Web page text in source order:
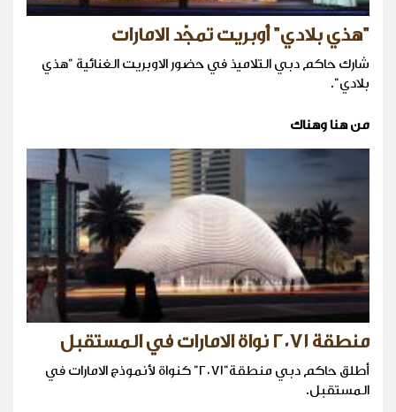
"هذي بلادي" أوبريت تمجّد الامارات
شارك حاكم دبي التلاميذ في حضور الاوبريت الغنائية "هذي
بلادي".
من هنا وهناك
منطقة ٢٠٧١ نواة الامارات في المستقبل
أطلق حاكم دبي منطقة"٢٠٧١" كنواة لأنموذج الامارات في
المستقبل.